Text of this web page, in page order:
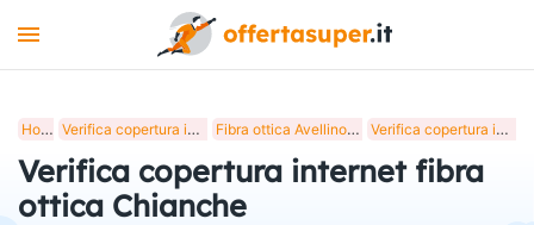
MOBILE
LUCE E GAS
Home Verifica copertura internet fibra ottica in Italia Fibra ottica Avellino, verifica copertura internet Verifica copertura internet fibra ottica Chianche
Verifica copertura internet fibra
ottica Chianche